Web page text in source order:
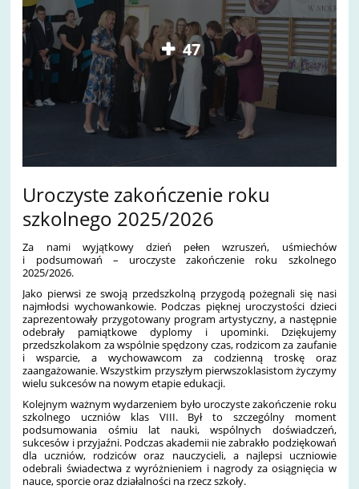
47
Uroczyste zakończenie roku
szkolnego 2025/2026
Za nami wyjątkowy dzień pełen wzruszeń, uśmiechów
i podsumowań – uroczyste zakończenie roku szkolnego
2025/2026.
Jako pierwsi ze swoją przedszkolną przygodą pożegnali się nasi
najmłodsi wychowankowie. Podczas pięknej uroczystości dzieci
zaprezentowały przygotowany program artystyczny, a następnie
odebrały pamiątkowe dyplomy i upominki. Dziękujemy
przedszkolakom za wspólnie spędzony czas, rodzicom za zaufanie
i wsparcie, a wychowawcom za codzienną troskę oraz
zaangażowanie. Wszystkim przyszłym pierwszoklasistom życzymy
wielu sukcesów na nowym etapie edukacji.
Kolejnym ważnym wydarzeniem było uroczyste zakończenie roku
szkolnego uczniów klas VIII. Był to szczególny moment
podsumowania ośmiu lat nauki, wspólnych doświadczeń,
sukcesów i przyjaźni. Podczas akademii nie zabrakło podziękowań
dla uczniów, rodziców oraz nauczycieli, a najlepsi uczniowie
odebrali świadectwa z wyróżnieniem i nagrody za osiągnięcia w
nauce, sporcie oraz działalności na rzecz szkoły.